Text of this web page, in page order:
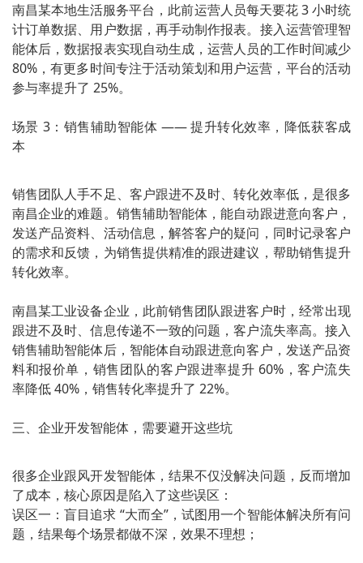
南昌某本地生活服务平台，此前运营人员每天要花 3 小时统
计订单数据、用户数据，再手动制作报表。接入运营管理智
能体后，数据报表实现自动生成，运营人员的工作时间减少
80%，有更多时间专注于活动策划和用户运营，平台的活动
参与率提升了 25%。
场景 3：销售辅助智能体 —— 提升转化效率，降低获客成
本
销售团队人手不足、客户跟进不及时、转化效率低，是很多
南昌企业的难题。销售辅助智能体，能自动跟进意向客户，
发送产品资料、活动信息，解答客户的疑问，同时记录客户
的需求和反馈，为销售提供精准的跟进建议，帮助销售提升
转化效率。
南昌某工业设备企业，此前销售团队跟进客户时，经常出现
跟进不及时、信息传递不一致的问题，客户流失率高。接入
销售辅助智能体后，智能体自动跟进意向客户，发送产品资
料和报价单，销售团队的客户跟进率提升 60%，客户流失
率降低 40%，销售转化率提升了 22%。
三、企业开发智能体，需要避开这些坑
很多企业跟风开发智能体，结果不仅没解决问题，反而增加
了成本，核心原因是陷入了这些误区：
误区一：盲目追求 “大而全”，试图用一个智能体解决所有问
题，结果每个场景都做不深，效果不理想；